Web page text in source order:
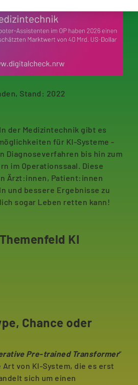
Stand: 2022
In der Medizintechnik gibt es
für KI-Systeme -
Diagnoseverfahren bis hin zum
im Operationssaal. Diese
Ärzt:innen, Patient:innen
und bessere Ergebnisse zu
sogar Leben retten kann!
KI
Chance oder
Pre-trained Transformer“
von KI-System, die es erst
sich um einen